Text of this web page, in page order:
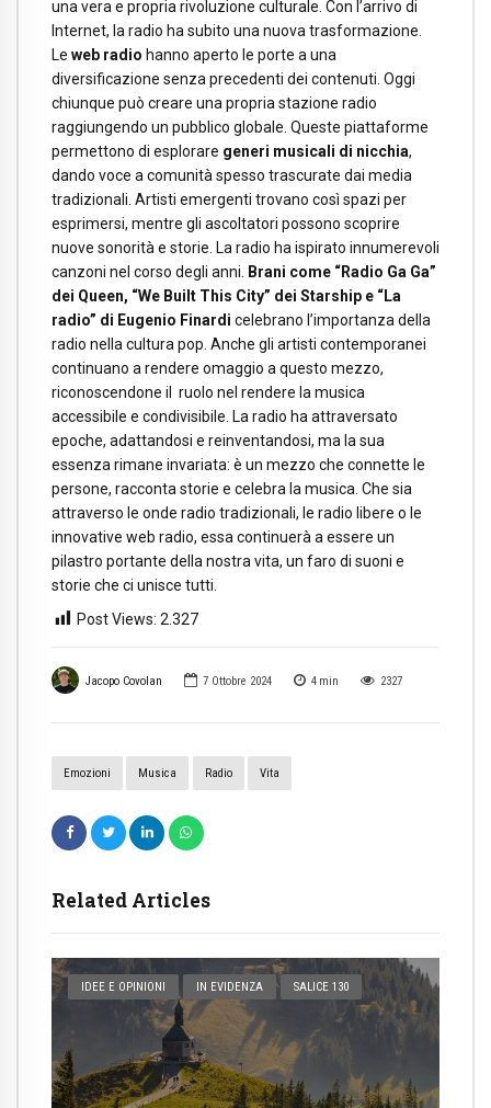
Jacopo Covolan 7 Ottobre 2024 4 min 2327
Emozioni Musica Radio Vita
Related Articles
IDEE E OPINIONI IN EVIDENZA SALICE 130
una vera e propria rivoluzione culturale. Con l’arrivo di
Internet, la radio ha subito una nuova trasformazione.
Le web radio hanno aperto le porte a una
diversificazione senza precedenti dei contenuti. Oggi
chiunque può creare una propria stazione radio
raggiungendo un pubblico globale. Queste piattaforme
permettono di esplorare generi musicali di nicchia,
dando voce a comunità spesso trascurate dai media
tradizionali. Artisti emergenti trovano così spazi per
esprimersi, mentre gli ascoltatori possono scoprire
nuove sonorità e storie. La radio ha ispirato innumerevoli
canzoni nel corso degli anni.
Brani come “Radio Ga Ga”
dei Queen, “We Built This City” dei Starship e “La
radio” di Eugenio Finardi celebrano l’importanza della
radio nella cultura pop. Anche gli artisti contemporanei
continuano a rendere omaggio a questo mezzo,
riconoscendone il ruolo nel rendere la musica
accessibile e condivisibile. La radio ha attraversato
epoche, adattandosi e reinventandosi, ma la sua
essenza rimane invariata: è un mezzo che connette le
persone, racconta storie e celebra la musica. Che sia
attraverso le onde radio tradizionali, le radio libere o le
innovative web radio, essa continuerà a essere un
pilastro portante della nostra vita, un faro di suoni e
storie che ci unisce tutti.
Post Views: 2.327